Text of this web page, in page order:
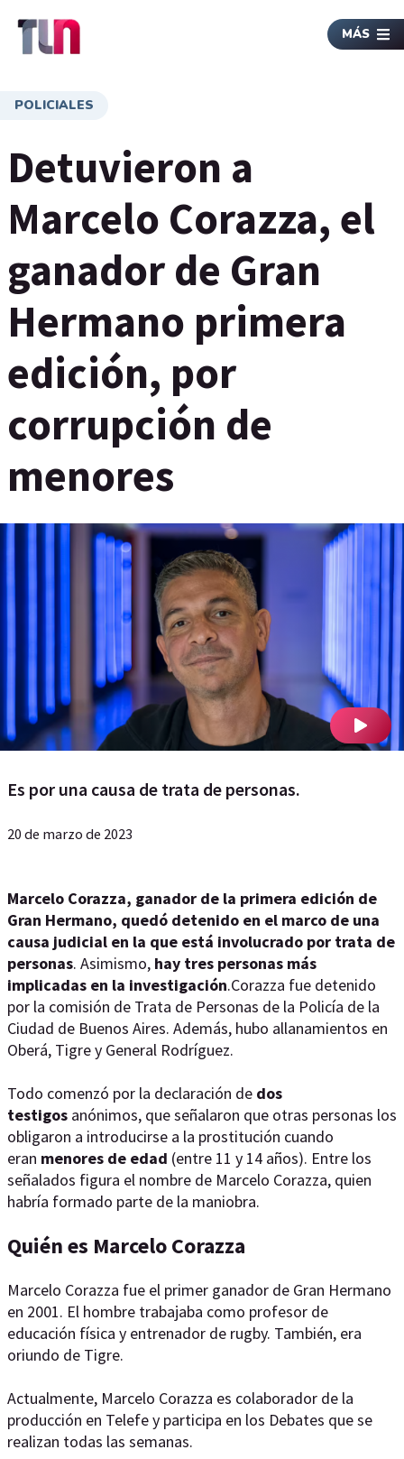
MÁS
POLICIALES
Detuvieron a
Marcelo Corazza, el
ganador de Gran
Hermano primera
edición, por
corrupción de
menores
Es por una causa de trata de personas.
20 de marzo de 2023
Marcelo Corazza, ganador de la primera edición de
Gran Hermano, quedó detenido en el marco de una
causa judicial en la que está involucrado por trata de
personas. Asimismo, hay tres personas más
implicadas en la investigación.Corazza fue detenido
por la comisión de Trata de Personas de la Policía de la
Ciudad de Buenos Aires. Además, hubo allanamientos en
Oberá, Tigre y General Rodríguez.
Todo comenzó por la declaración de dos
testigos anónimos, que señalaron que otras personas los
obligaron a introducirse a la prostitución cuando
eran menores de edad (entre 11 y 14 años). Entre los
señalados figura el nombre de Marcelo Corazza, quien
habría formado parte de la maniobra.
Quién es Marcelo Corazza
Marcelo Corazza fue el primer ganador de Gran Hermano
en 2001. El hombre trabajaba como profesor de
educación física y entrenador de rugby. También, era
oriundo de Tigre.
Actualmente, Marcelo Corazza es colaborador de la
producción en Telefe y participa en los Debates que se
realizan todas las semanas.